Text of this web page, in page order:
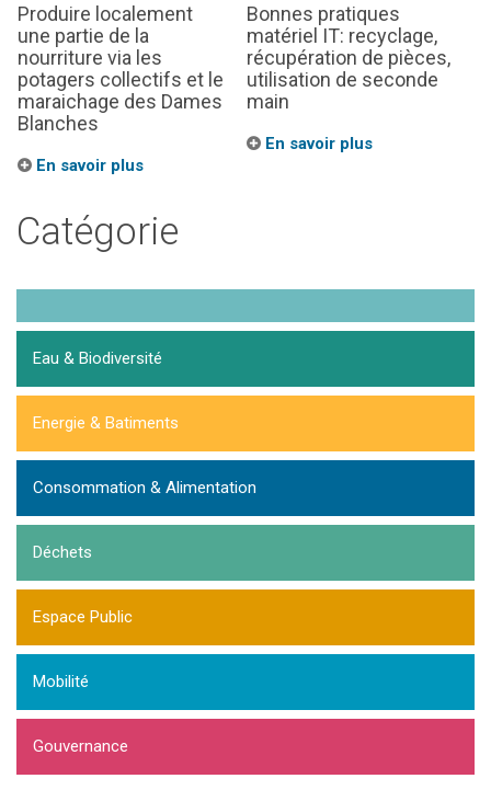
Produire localement
une partie de la
nourriture via les
potagers collectifs et le
maraichage des Dames
Blanches
En savoir plus
Bonnes pratiques
matériel IT: recyclage,
récupération de pièces,
utilisation de seconde
main
En savoir plus
Catégorie
Eau & Biodiversité
Energie & Batiments
Consommation & Alimentation
Déchets
Espace Public
Mobilité
Gouvernance